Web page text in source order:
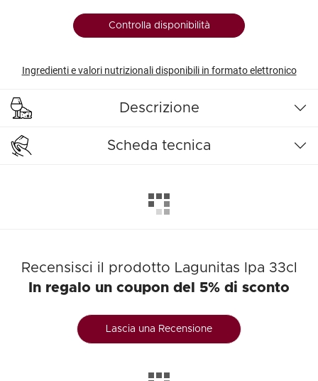
Controlla disponibilità
Ingredienti e valori nutrizionali disponibili in formato elettronico
Descrizione
Scheda tecnica
Recensisci il prodotto Lagunitas Ipa 33cl
In regalo un coupon del 5% di sconto
Lascia una Recensione